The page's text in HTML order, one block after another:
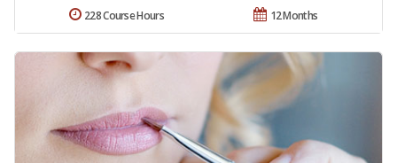
12 Months
228 Course Hours